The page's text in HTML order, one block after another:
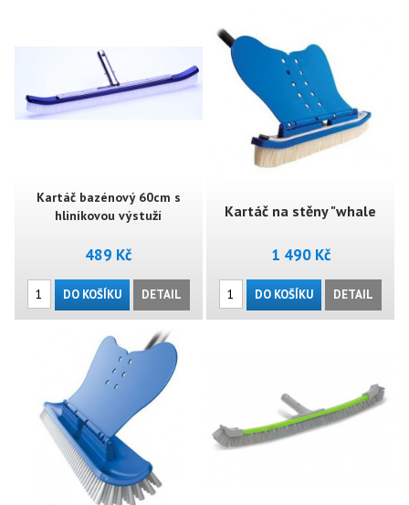
Kartáč bazénový 60cm s
hliníkovou výstuží
489 Kč
DO KOŠÍKU DETAIL
Kartáč na stěny "whale
type"
1 490 Kč
DO KOŠÍKU DETAIL